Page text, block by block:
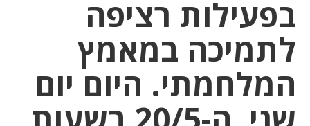
בפעילות רציפה
לתמיכה במאמץ
המלחמתי. היום יום